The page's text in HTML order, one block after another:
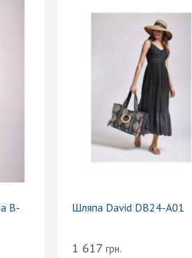
B-
Шляпа David DB24-A01
1 617 грн.